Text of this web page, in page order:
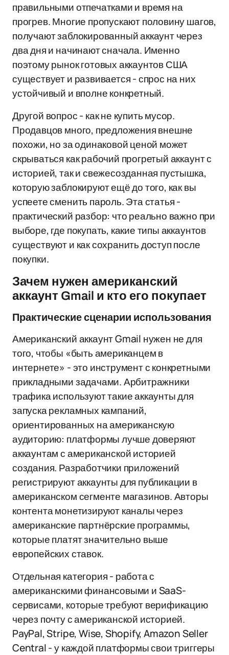
правильными отпечатками и время на
прогрев. Многие пропускают половину шагов,
получают заблокированный аккаунт через
два дня и начинают сначала. Именно
поэтому рынок готовых аккаунтов США
существует и развивается - спрос на них
устойчивый и вполне конкретный.
Другой вопрос - как не купить мусор.
Продавцов много, предложения внешне
похожи, но за одинаковой ценой может
скрываться как рабочий прогретый аккаунт с
историей, так и свежесозданная пустышка,
которую заблокируют ещё до того, как вы
успеете сменить пароль. Эта статья -
практический разбор: что реально важно при
выборе, где покупать, какие типы аккаунтов
существуют и как сохранить доступ после
покупки.
Зачем нужен американский
аккаунт Gmail и кто его покупает
Практические сценарии использования
Американский аккаунт Gmail нужен не для
того, чтобы «быть американцем в
интернете» - это инструмент с конкретными
прикладными задачами. Арбитражники
трафика используют такие аккаунты для
запуска рекламных кампаний,
ориентированных на американскую
аудиторию: платформы лучше доверяют
аккаунтам с американской историей
создания. Разработчики приложений
регистрируют аккаунты для публикации в
американском сегменте магазинов. Авторы
контента монетизируют каналы через
американские партнёрские программы,
которые платят значительно выше
европейских ставок.
Отдельная категория - работа с
американскими финансовыми и SaaS-
сервисами, которые требуют верификацию
через почту с американской историей.
PayPal, Stripe, Wise, Shopify, Amazon Seller
Central - у каждой платформы свои триггеры